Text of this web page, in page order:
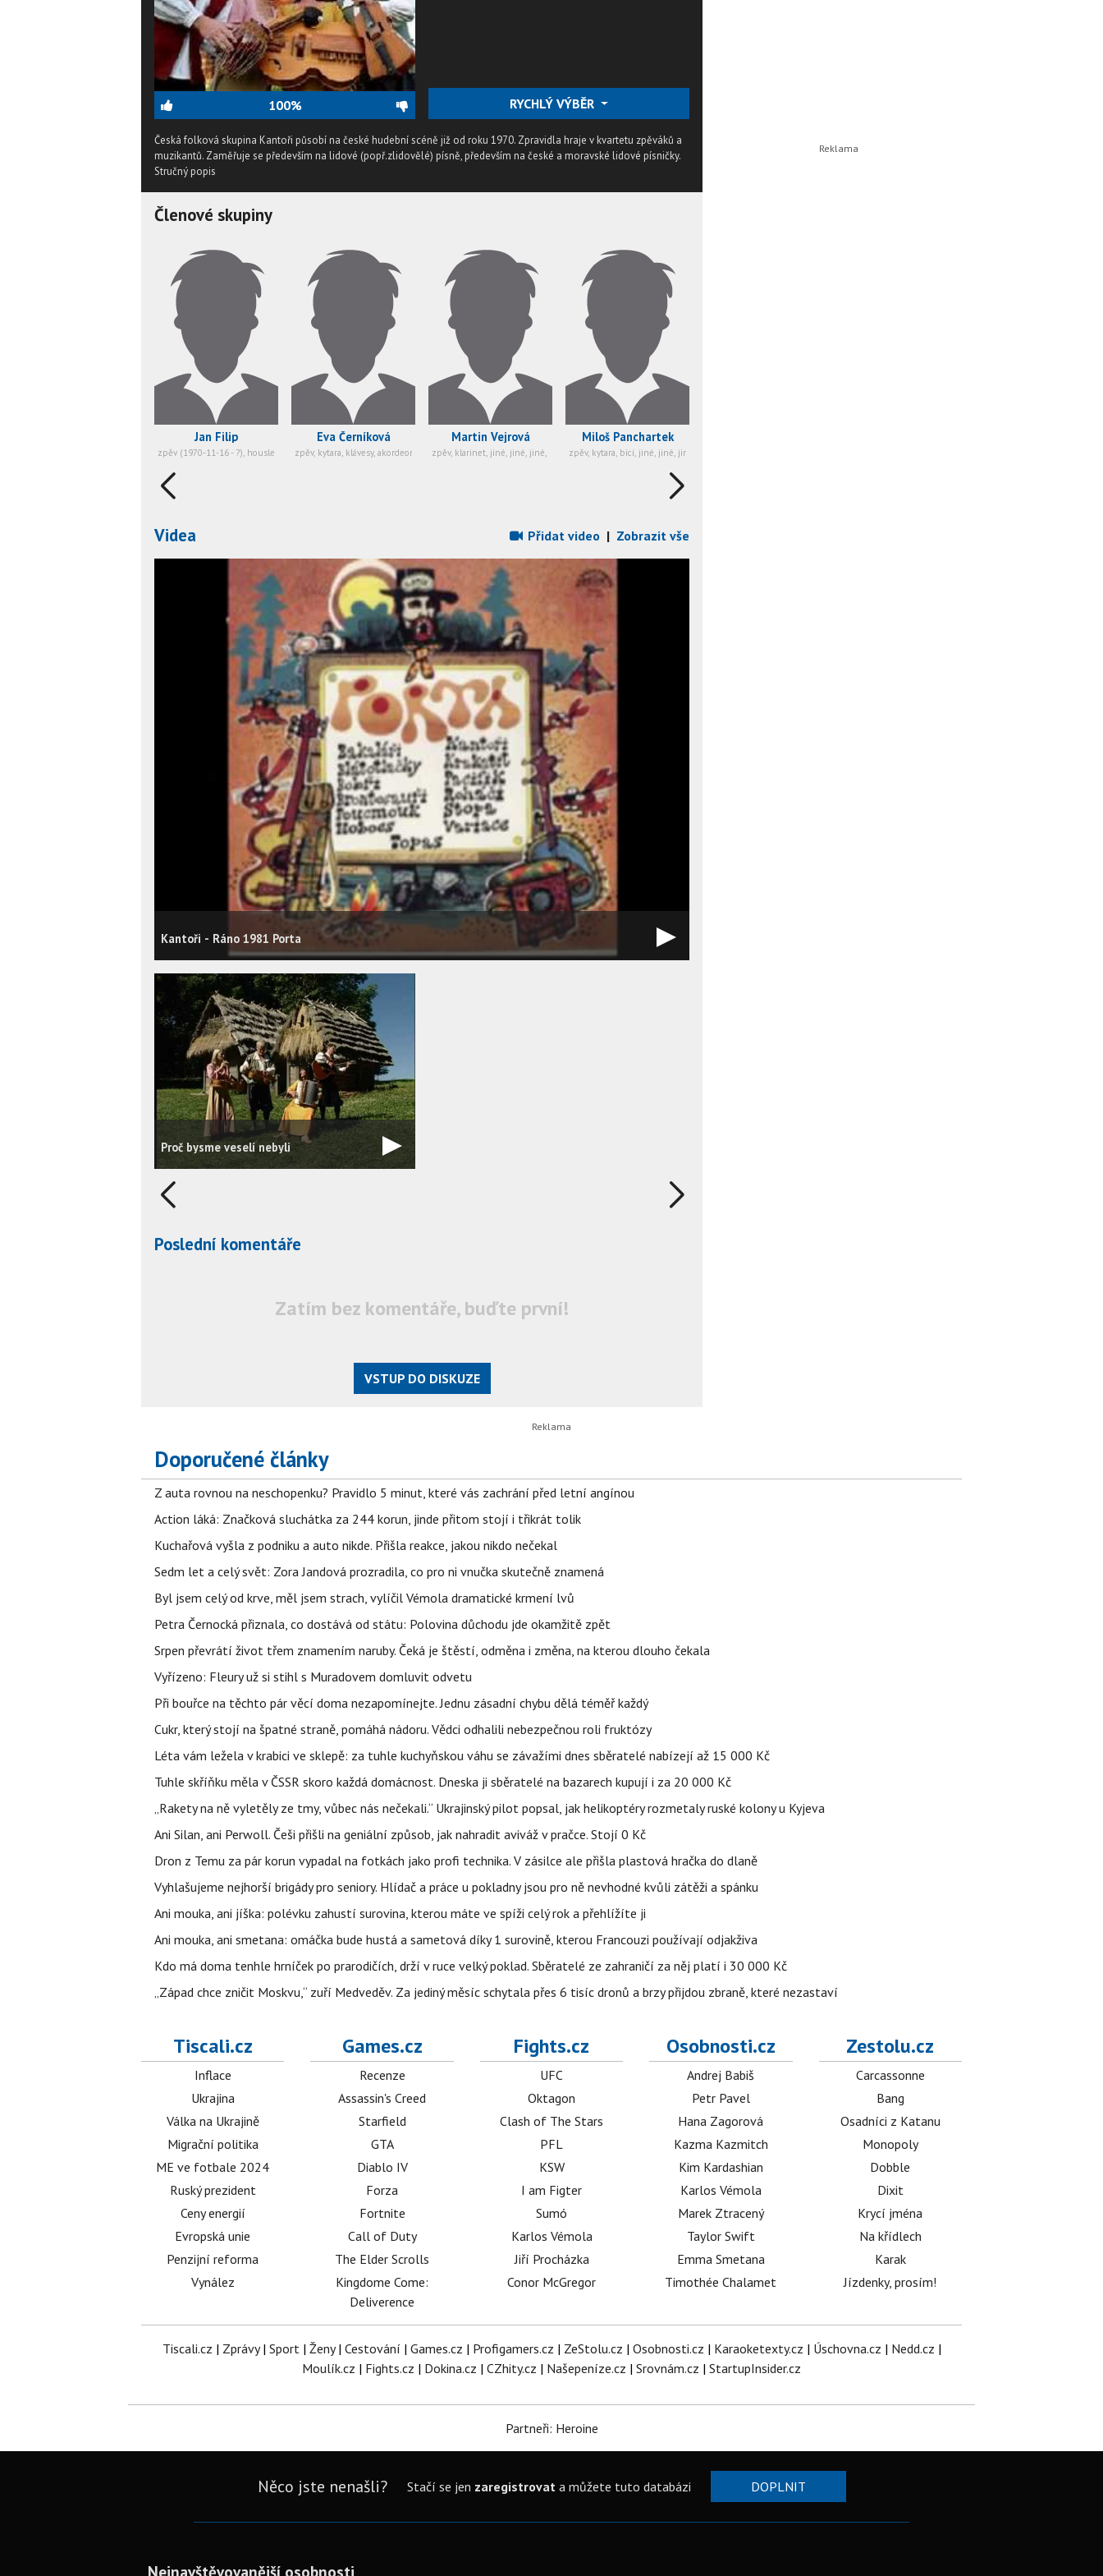
100% RYCHLÝ VÝBĚR
Česká folková skupina Kantoři působí na české hudební scéně již od roku 1970. Zpravidla hraje v kvartetu zpěváků a
muzikantů. Zaměřuje se především na lidové (popř.zlidovělé) písně, především na české a moravské lidové písničky.
Stručný popis
Členové skupiny
Jan Filip
zpěv (1970-11-16 - ?), housle (1970-11-16 - ?), jiné (1970-11-16 - ?), jiné (1970-11-16 - ?), jiné (1970-11-16 - ?), jiné (1970-11-16 - ?), jiné (1970-11-16 - ?)
Eva Černíková
zpěv, kytara, klávesy, akordeon, jiné, jiné, jiné, jiné
Martin Vejrová
zpěv, klarinet, jiné, jiné, jiné, jiné, jiné, jiné, jiné, jiné
Miloš Panchartek
zpěv, kytara, bicí, jiné, jiné, jiné
Videa Přidat video | Zobrazit vše
Kantoři - Ráno 1981 Porta
Proč bysme veselí nebyli
Poslední komentáře
Zatím bez komentáře, buďte první!
VSTUP DO DISKUZE
Doporučené články
Z auta rovnou na neschopenku? Pravidlo 5 minut, které vás zachrání před letní angínou
Action láká: Značková sluchátka za 244 korun, jinde přitom stojí i třikrát tolik
Kuchařová vyšla z podniku a auto nikde. Přišla reakce, jakou nikdo nečekal
Sedm let a celý svět: Zora Jandová prozradila, co pro ni vnučka skutečně znamená
Byl jsem celý od krve, měl jsem strach, vylíčil Vémola dramatické krmení lvů
Petra Černocká přiznala, co dostává od státu: Polovina důchodu jde okamžitě zpět
Srpen převrátí život třem znamením naruby. Čeká je štěstí, odměna i změna, na kterou dlouho čekala
Vyřízeno: Fleury už si stihl s Muradovem domluvit odvetu
Při bouřce na těchto pár věcí doma nezapomínejte. Jednu zásadní chybu dělá téměř každý
Cukr, který stojí na špatné straně, pomáhá nádoru. Vědci odhalili nebezpečnou roli fruktózy
Léta vám ležela v krabici ve sklepě: za tuhle kuchyňskou váhu se závažími dnes sběratelé nabízejí až 15 000 Kč
Tuhle skříňku měla v ČSSR skoro každá domácnost. Dneska ji sběratelé na bazarech kupují i za 20 000 Kč
„Rakety na ně vyletěly ze tmy, vůbec nás nečekali.“ Ukrajinský pilot popsal, jak helikoptéry rozmetaly ruské kolony u Kyjeva
Ani Silan, ani Perwoll. Češi přišli na geniální způsob, jak nahradit aviváž v pračce. Stojí 0 Kč
Dron z Temu za pár korun vypadal na fotkách jako profi technika. V zásilce ale přišla plastová hračka do dlaně
Vyhlašujeme nejhorší brigády pro seniory. Hlídač a práce u pokladny jsou pro ně nevhodné kvůli zátěži a spánku
Ani mouka, ani jíška: polévku zahustí surovina, kterou máte ve spíži celý rok a přehlížíte ji
Ani mouka, ani smetana: omáčka bude hustá a sametová díky 1 surovině, kterou Francouzi používají odjakživa
Kdo má doma tenhle hrníček po prarodičích, drží v ruce velký poklad. Sběratelé ze zahraničí za něj platí i 30 000 Kč
„Západ chce zničit Moskvu,“ zuří Medveděv. Za jediný měsíc schytala přes 6 tisíc dronů a brzy přijdou zbraně, které nezastaví
Tiscali.cz
Inflace
Ukrajina
Válka na Ukrajině
Migrační politika
ME ve fotbale 2024
Ruský prezident
Ceny energií
Evropská unie
Penzijní reforma
Vynález
Games.cz
Recenze
Assassin's Creed
Starfield
GTA
Diablo IV
Forza
Fortnite
Call of Duty
The Elder Scrolls
Kingdome Come:
Deliverence
Fights.cz
UFC
Oktagon
Clash of The Stars
PFL
KSW
I am Figter
Sumó
Karlos Vémola
Jiří Procházka
Conor McGregor
Osobnosti.cz
Andrej Babiš
Petr Pavel
Hana Zagorová
Kazma Kazmitch
Kim Kardashian
Karlos Vémola
Marek Ztracený
Taylor Swift
Emma Smetana
Timothée Chalamet
Zestolu.cz
Carcassonne
Bang
Osadníci z Katanu
Monopoly
Dobble
Dixit
Krycí jména
Na křídlech
Karak
Jízdenky, prosím!
Tiscali.cz | Zprávy| Sport| Ženy| Cestování | Games.cz | Profigamers.cz | ZeStolu.cz | Osobnosti.cz | Karaoketexty.cz | Úschovna.cz | Nedd.cz |
Moulík.cz | Fights.cz | Dokina.cz | CZhity.cz | Našepeníze.cz | Srovnám.cz | StartupInsider.cz
Partneři: Heroine
Něco jste nenašli? Stačí se jen zaregistrovata můžete tuto databázi DOPLNIT
Nejnavštěvovanější osobnosti